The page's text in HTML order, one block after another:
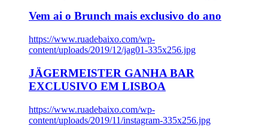
Vem ai o Brunch mais exclusivo do ano
https://www.ruadebaixo.com/wp-
content/uploads/2019/12/jag01-335x256.jpg
JÄGERMEISTER GANHA BAR
EXCLUSIVO EM LISBOA
https://www.ruadebaixo.com/wp-
content/uploads/2019/11/instagram-335x256.jpg